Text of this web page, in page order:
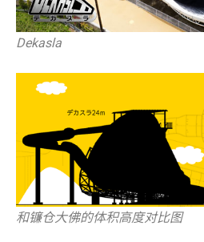
Dekasla
和镰仓大佛的体积高度对比图